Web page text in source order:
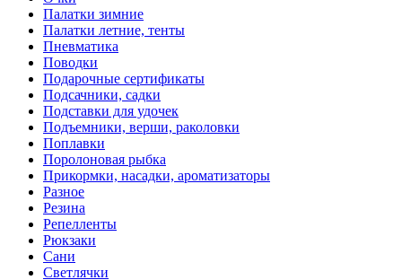
Палатки зимние
Палатки летние, тенты
Пневматика
Поводки
Подарочные сертификаты
Подсачники, садки
Подставки для удочек
Подъемники, верши, раколовки
Поплавки
Поролоновая рыбка
Прикормки, насадки, ароматизаторы
Разное
Резина
Репелленты
Рюкзаки
Сани
Светлячки